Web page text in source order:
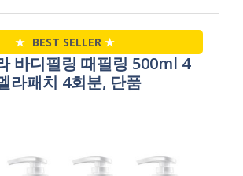
★ BEST SELLER ★
바디필링 때필링 500ml 4
라패치 4회분, 단품